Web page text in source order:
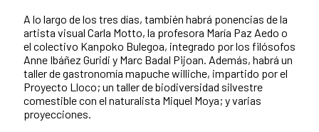
A lo largo de los tres días, también habrá ponencias de la
artista visual Carla Motto, la profesora María Paz Aedo o
el colectivo Kanpoko Bulegoa, integrado por los filósofos
Anne Ibáñez Guridi y Marc Badal Pijoan. Además, habrá un
taller de gastronomía mapuche williche, impartido por el
Proyecto Lloco; un taller de biodiversidad silvestre
comestible con el naturalista Miquel Moya; y varias
proyecciones.